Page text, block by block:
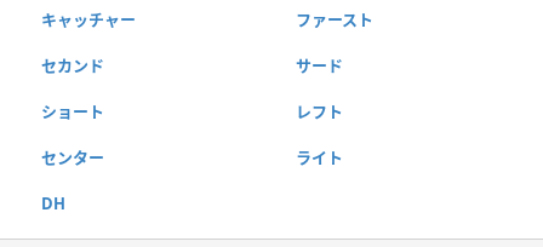
キャッチャー ファースト
セカンド サード
ショート レフト
センター ライト
DH